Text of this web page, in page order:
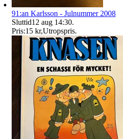
91:an Karlsson - Julnummer 2008
Sluttid12 aug 14:30.
Pris:15 kr,Utropspris.